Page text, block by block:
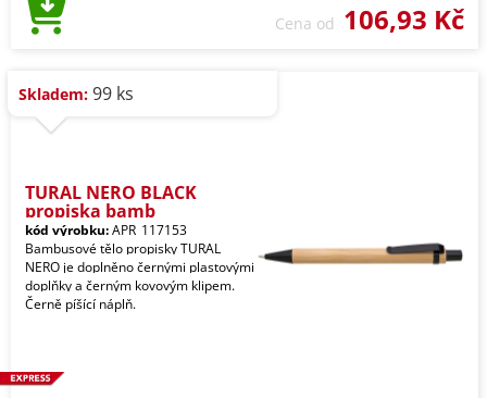
Cena od 106,93 Kč
Skladem: 99 ks
TURAL NERO BLACK
propiska bamb
kód výrobku:APR_117153
Bambusové tělo propisky TURAL
NERO je doplněno černými plastovými
doplňky a černým kovovým klipem.
Černě píšící náplň.